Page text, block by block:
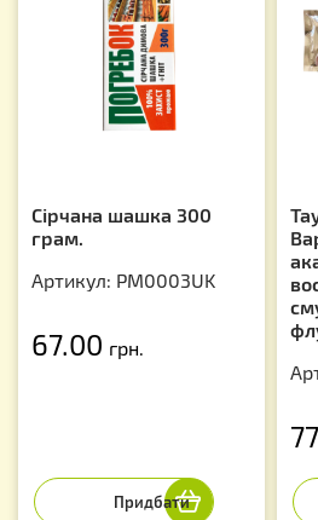
Сірчана шашка 300
грам.
Артикул: PM0003UK
67.00 грн.